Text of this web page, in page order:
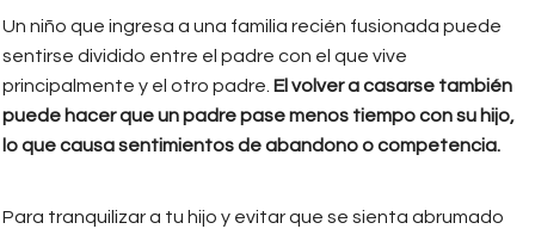
Un niño que ingresa a una familia recién fusionada puede
sentirse dividido entre el padre con el que vive
principalmente y el otro padre. El volver a casarse también
puede hacer que un padre pase menos tiempo con su hijo,
lo que causa sentimientos de abandono o competencia.
Para tranquilizar a tu hijo y evitar que se sienta abrumado